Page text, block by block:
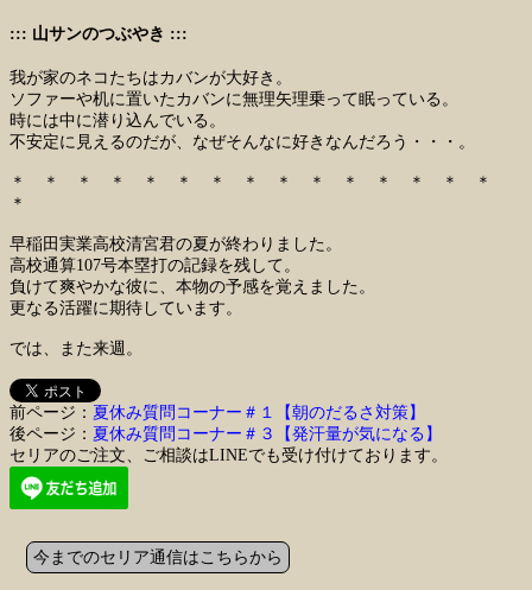
::: 山サンのつぶやき :::
我が家のネコたちはカバンが大好き。
ソファーや机に置いたカバンに無理矢理乗って眠っている。
時には中に潜り込んでいる。
不安定に見えるのだが、なぜそんなに好きなんだろう・・・。
＊ ＊ ＊ ＊ ＊ ＊ ＊ ＊ ＊ ＊ ＊ ＊ ＊ ＊ ＊
＊
早稲田実業高校清宮君の夏が終わりました。
高校通算107号本塁打の記録を残して。
負けて爽やかな彼に、本物の予感を覚えました。
更なる活躍に期待しています。
では、また来週。
前ページ： 夏休み質問コーナー＃１【朝のだるさ対策】
後ページ： 夏休み質問コーナー＃３【発汗量が気になる】
セリアのご注文、ご相談はLINEでも受け付けております。
今までのセリア通信はこちらから